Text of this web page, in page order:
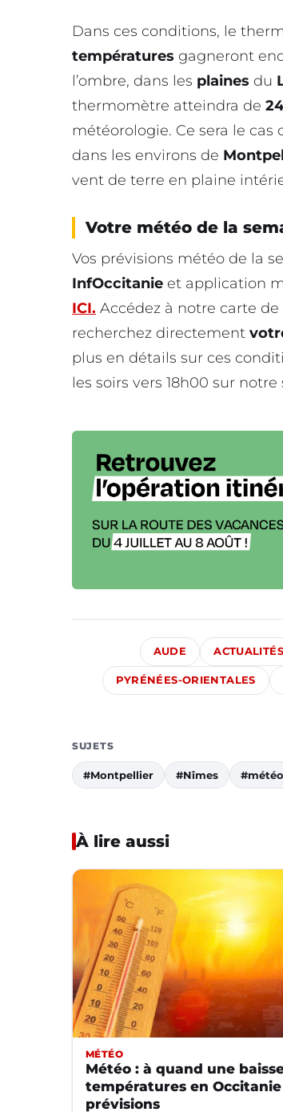
Dans ces conditions, le
températures gagneront
l’ombre, dans les plaines du
thermomètre atteindra de
météorologie. Ce sera le cas
dans les environs de
vent de terre en plaine
Votre météo de la
Vos prévisions météo de la
InfOccitanie et application
ICI. Accédez à notre carte
recherchez directement
plus en détails sur ces
les soirs vers 18h00 sur notre
AUDE ACTUALITÉS
PYRÉNÉES-ORIENTALES
SUJETS
#Montpellier #Nîmes #météo
À lire aussi
MÉTÉO
Météo : à quand une
températures en Occitanie
prévisions